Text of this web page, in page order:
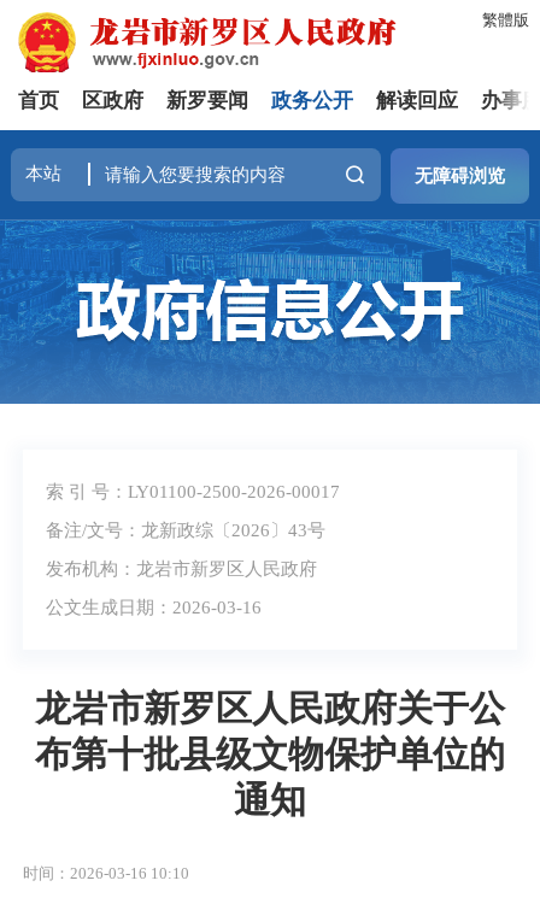
繁體版
首页 区政府 新罗要闻 政务公开 解读回应 办事
无障碍浏览
索 引 号：LY01100-2500-2026-00017
备注/文号：龙新政综〔2026〕43号
发布机构：龙岩市新罗区人民政府
公文生成日期：2026-03-16
龙岩市新罗区人民政府关于公
布第十批县级文物保护单位的
通知
时间：2026-03-16 10:10